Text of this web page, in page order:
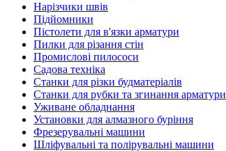
Нарізчики швів
Підйомники
Пістолети для в'язки арматури
Пилки для різання стін
Промислові пилососи
Садова техніка
Станки для різки будматеріалів
Станки для рубки та згинання арматури
Уживане обладнання
Установки для алмазного буріння
Фрезерувальні машини
Шліфувальні та полірувальні машини